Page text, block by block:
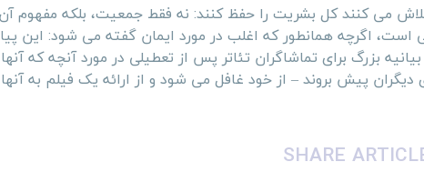
می کنند کل بشریت را حفظ کنند: نه فقط جمعیت، بلکه مفهوم
است، اگرچه همانطور که اغلب در مورد ایمان گفته می شود: این
بزرگ برای تماشاگران تئاتر پس از تعطیلی در مورد آنچه که
پیش بروند – از خود غافل می شود و از ارائه یک فیلم به
SHARE